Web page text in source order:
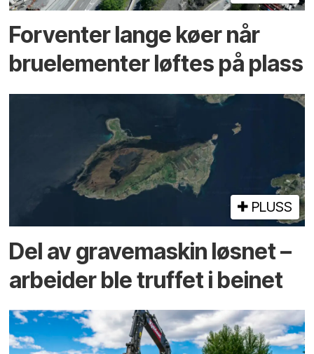
Forventer lange køer når
bru­elementer løftes på plass
PLUSS
Del av grave­maskin løsnet –
arbeider ble truffet i beinet